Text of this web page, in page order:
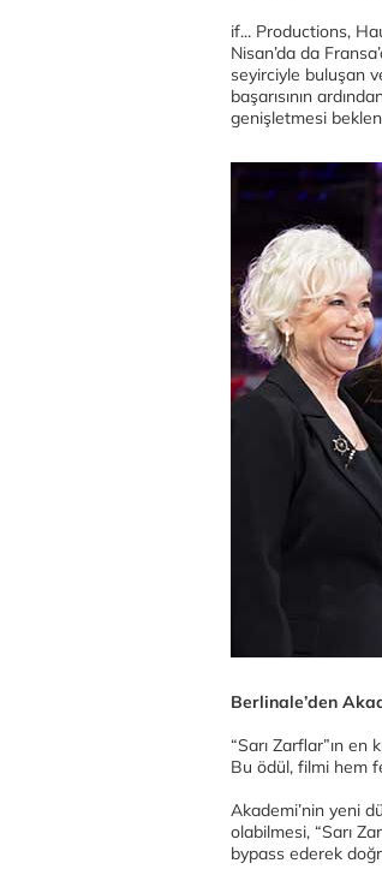
if... Productions,
Nisan’da da
seyirciyle buluşan
başarısının
genişletmesi
Berlinale’den
“Sarı Zarflar”ın en
Bu ödül, filmi hem
Akademi’nin yeni
olabilmesi, “Sarı
bypass ederek